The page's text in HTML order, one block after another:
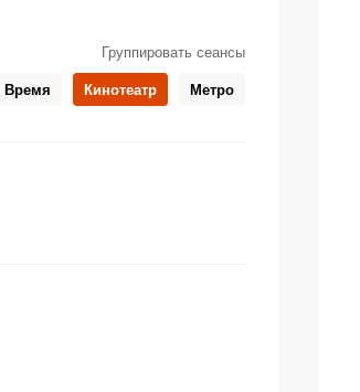
Группировать сеансы
Время Кинотеатр Метро